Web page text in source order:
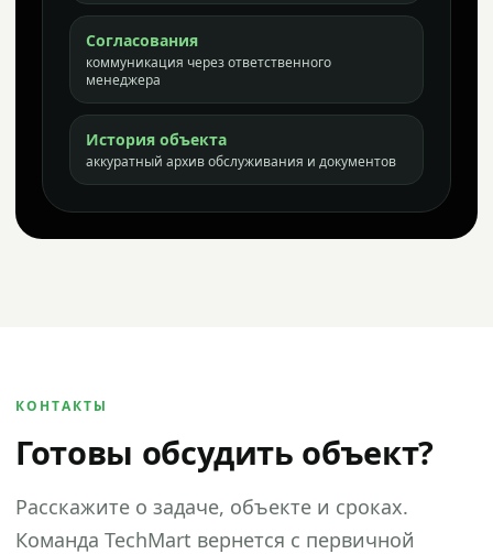
Согласования
коммуникация через ответственного
менеджера
История объекта
аккуратный архив обслуживания и документов
КОНТАКТЫ
Готовы обсудить объект?
Расскажите о задаче, объекте и сроках.
Команда TechMart вернется с первичной